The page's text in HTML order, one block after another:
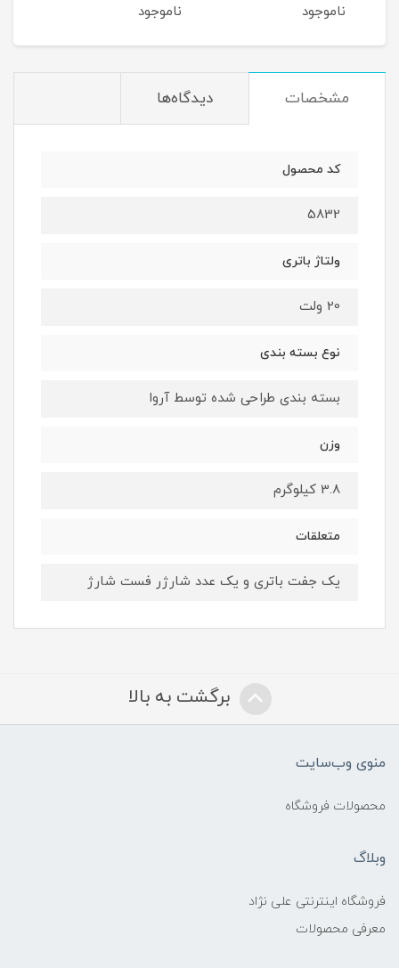
ناموجود ناموجود
مشخصات دیدگاه‌ها
کد محصول
5832
ولتاژ باتری
20 ولت
نوع بسته بندی
بسته بندی طراحی شده توسط آروا
وزن
3.8 کیلوگرم
متعلقات
یک جفت باتری و یک عدد شارژر فست شارژ
برگشت به بالا
منوی وب‌سایت
محصولات فروشگاه
وبلاگ
فروشگاه اینترنتی علی نژاد
معرفی محصولات